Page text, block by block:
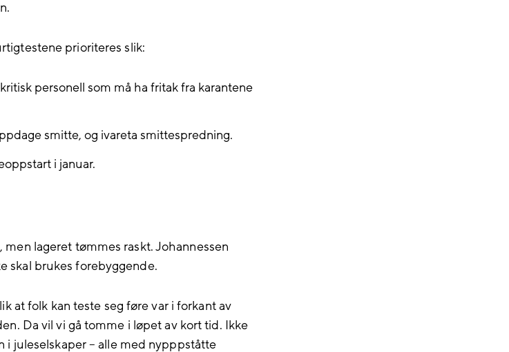
prioriteres slik:
personell som må ha fritak fra karantene
smitte, og ivareta smittespredning.
i januar.
men lageret tømmes raskt. Johannessen
skal brukes forebyggende.
at folk kan teste seg føre var i forkant av
Da vil vi gå tomme i løpet av kort tid. Ikke
i juleselskaper – alle med nypppståtte